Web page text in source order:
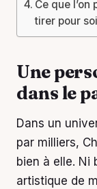
Ce que
tirer pour soi
Une
dans le
Dans un
par milliers,
bien à elle. Ni
artistique de